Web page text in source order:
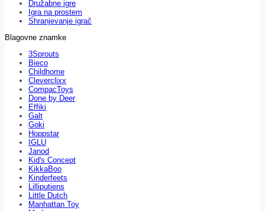
Družabne igre
Igra na prostem
Shranjevanje igrač
Blagovne znamke
3Sprouts
Bieco
Childhome
Cleverclixx
CompacToys
Done by Deer
Effiki
Galt
Goki
Hoppstar
IGLU
Janod
Kid's Concept
KikkaBoo
Kinderfeets
Lilliputiens
Little Dutch
Manhattan Toy